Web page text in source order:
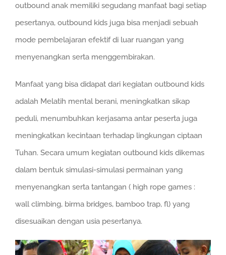
outbound anak memiliki segudang manfaat bagi setiap
pesertanya, outbound kids juga bisa menjadi sebuah
mode pembelajaran efektif di luar ruangan yang
menyenangkan serta menggembirakan.
Manfaat yang bisa didapat dari kegiatan outbound kids
adalah Melatih mental berani, meningkatkan sikap
peduli, menumbuhkan kerjasama antar peserta juga
meningkatkan kecintaan terhadap lingkungan ciptaan
Tuhan. Secara umum kegiatan outbound kids dikemas
dalam bentuk simulasi-simulasi permainan yang
menyenangkan serta tantangan ( high rope games :
wall climbing, birma bridges, bamboo trap, fl) yang
disesuaikan dengan usia pesertanya.